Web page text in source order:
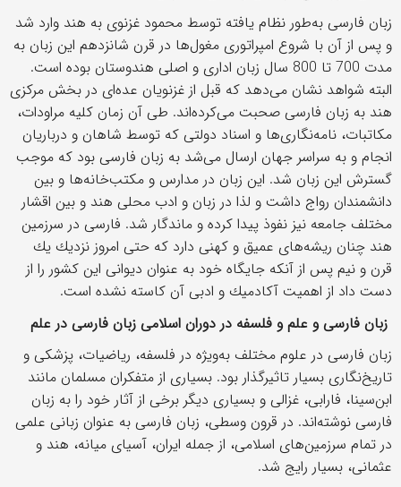
زبان فارسی به‌طور نظام یافته توسط محمود غزنوی به هند وارد شد
و پس از آن با شروع امپراتوری مغول‌ها در قرن شانزدهم این زبان به
مدت 700 تا 800 سال زبان اداری و اصلی هندوستان بوده است.
البته شواهد نشان می‌دهد كه قبل از غزنویان عده‌ای در بخش مركزی
هند به زبان فارسی صحبت می‌كرده‌اند. طی آن زمان كلیه مراودات،
مكاتبات، نامه‌نگاری‌ها و اسناد دولتی كه توسط شاهان و درباریان
انجام و به سراسر جهان ارسال می‌شد به زبان فارسی بود كه موجب
گسترش این زبان شد. این زبان در مدارس و مكتب‌خانه‌ها و بین
دانشمندان رواج داشت و لذا در زبان و ادب محلی هند و بین اقشار
مختلف جامعه نیز نفوذ پیدا كرده و ماندگار شد. فارسی در سرزمین
هند چنان ریشه‌های عمیق و كهنی دارد كه حتی امروز نزدیك یك
قرن و نیم پس از آنكه جایگاه خود به عنوان دیوانی این كشور را از
دست داد از اهمیت آكادمیك و ادبی آن كاسته نشده است.
زبان فارسی و علم و فلسفه در دوران اسلامی زبان فارسی در علم
زبان فارسی در علوم مختلف به‌ویژه در فلسفه، ریاضیات، پزشكی و
تاریخ‌نگاری بسیار تاثیرگذار بود. بسیاری از متفكران مسلمان مانند
ابن‌سینا، فارابی، غزالی و بسیاری دیگر برخی از آثار خود را به زبان
فارسی نوشته‌اند. در قرون وسطی، زبان فارسی به عنوان زبانی علمی
در تمام سرزمین‌های اسلامی، از جمله ایران، آسیای میانه، هند و
عثمانی، بسیار رایج شد.